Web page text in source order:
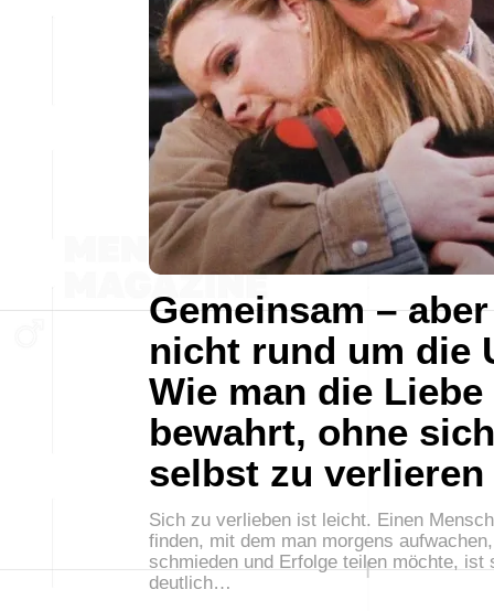
Gemeinsam – aber
nicht rund um die
Wie man die Liebe
bewahrt, ohne sich
selbst zu verlieren
Sich zu verlieben ist leicht. Einen
finden, mit dem man morgens
schmieden und Erfolge teilen möchte, ist
deutlich…